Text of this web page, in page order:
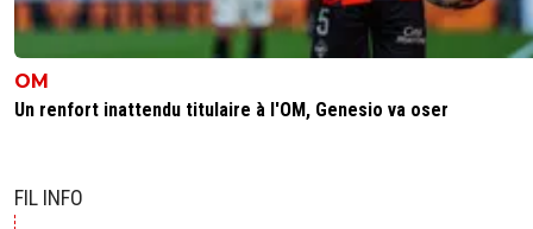
d'être prêt au printemps.
C'est une lutte en trompe l'oeil que les
Enrique déroule son projet les remplaçants
temps de jeu conséquent, l'ensemble de
OM
Un renfort inattendu titulaire à l'OM, Genesio va oser
FIL INFO